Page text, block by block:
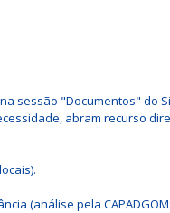
sessão "Documentos" do
abram recurso
(análise pela